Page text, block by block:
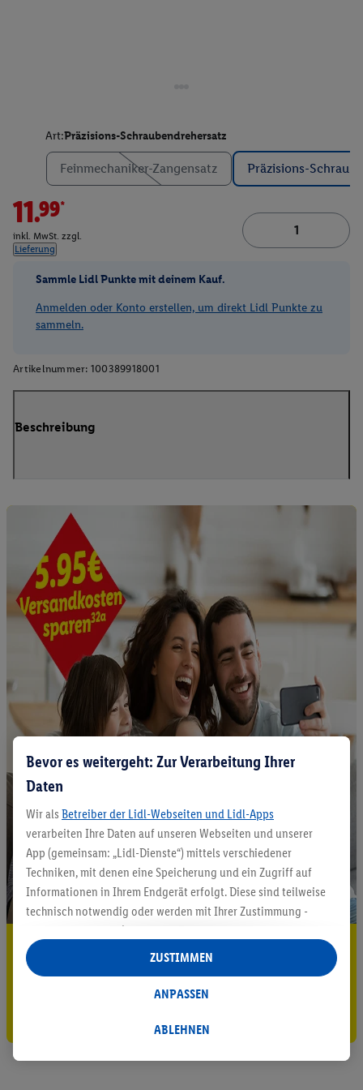
Art:Präzisions-Schraubendrehersatz
Feinmechaniker-Zangensatz Präzisions-
11.99*
inkl. MwSt. zzgl.
Lieferung
Sammle Lidl Punkte mit deinem Kauf.
Anmelden oder Konto erstellen, um direkt Lidl Punkte zu
sammeln.
Artikelnummer: 100389918001
Beschreibung
5.95 € Versand sparen³²ᵃ
Jetzt zum Newsletter anmelden
Bevor es weitergeht: Zur Verarbeitung Ihrer
Daten
Wir als Betreiber der Lidl-Webseiten und Lidl-Apps
verarbeiten Ihre Daten auf unseren Webseiten und unserer
App (gemeinsam: „Lidl-Dienste“) mittels verschiedener
Techniken, mit denen eine Speicherung und ein Zugriff auf
Informationen in Ihrem Endgerät erfolgt. Diese sind teilweise
technisch notwendig oder werden mit Ihrer Zustimmung -
auch durch Partner (u.a.
Verantwortliche; im Zusammenhang mit dem IAB TCF
insgesamt
Statistik-Erstellung oder für personalisierte Werbung
Datenverarbeitungen für personalisierte Werbung werden
ABLEHNEN
ANPASSEN
ZUSTIMMEN